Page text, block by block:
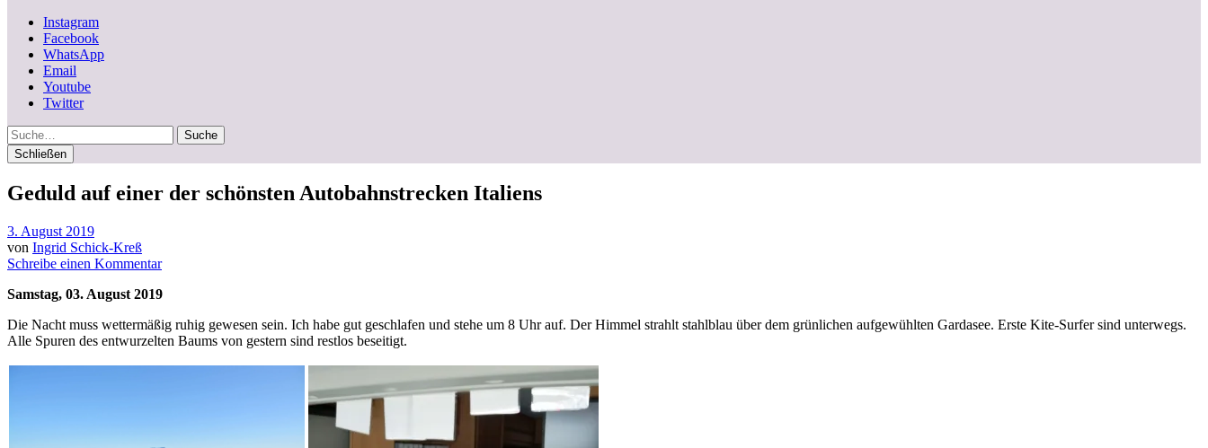
Instagram
Facebook
WhatsApp
Email
Youtube
Twitter
Suche
Schließen
Geduld auf einer der schönsten Autobahnstrecken Italiens
3. August 2019
von Ingrid Schick-Kreß
Schreibe einen Kommentar
Samstag, 03. August 2019
Die Nacht muss wettermäßig ruhig gewesen sein. Ich habe gut geschlafen und stehe um 8 Uhr auf. Der Himmel strahlt stahlblau über dem grünlichen aufgewühlten Gardasee. Erste Kite-Surfer sind unterwegs.
Alle Spuren des entwurzelten Baums von gestern sind restlos beseitigt.